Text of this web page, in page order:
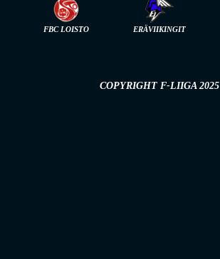
FBC LOISTO ERÄVIIKINGIT
COPYRIGHT F-LIIGA 2025